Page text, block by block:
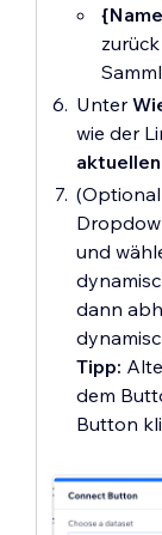
Bild:
Unter
wie der
und
dann
Tipp:
dem
Button